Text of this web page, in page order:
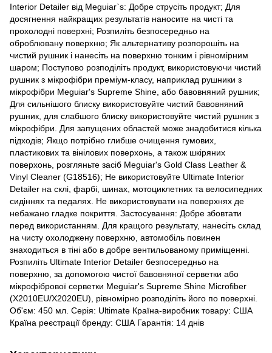
Interior Detailer від Meguiar`s: Добре струсіть продукт; Для
досягнення найкращих результатів наносите на чисті та
прохолодні поверхні; Розпиліть безпосередньо на
оброблювану поверхню; Як альтернативу розпорошіть на
чистий рушник і нанесіть на поверхню тонким і рівномірним
шаром; Поступово розподіліть продукт, використовуючи чистий
рушник з мікрофібри преміум-класу, наприклад рушники з
мікрофібри Meguiar's Supreme Shine, або бавовняний рушник;
Для сильнішого блиску використовуйте чистий бавовняний
рушник, для слабшого блиску використовуйте чистий рушник з
мікрофібри. Для запущених областей може знадобитися кілька
підходів; Якщо потрібно глибше очищення гумових,
пластикових та вінілових поверхонь, а також шкіряних
поверхонь, розгляньте засіб Meguiar's Gold Class Leather &
Vinyl Cleaner (G18516); Не використовуйте Ultimate Interior
Detailer на склі, фарбі, шинах, мотоциклетних та велосипедних
сидіннях та педалях. Не використовувати на поверхнях де
небажано гладке покриття. Застосування: Добре збовтати
перед використанням. Для кращого результату, нанесіть склад
на чисту охолоджену поверхню, автомобіль повинен
знаходиться в тіні або в добре вентильованому приміщенні.
Розпиліть Ultimate Interior Detailer безпосередньо на
поверхню, за допомогою чистої бавовняної серветки або
мікрофібрової серветки Meguiar's Supreme Shine Microfiber
(X2010EU/X2020EU), рівномірно розподіліть його по поверхні.
Об'єм: 450 мл. Серія: Ultimate Країна-виробник товару: США
Країна реєстрації бренду: США Гарантія: 14 днів